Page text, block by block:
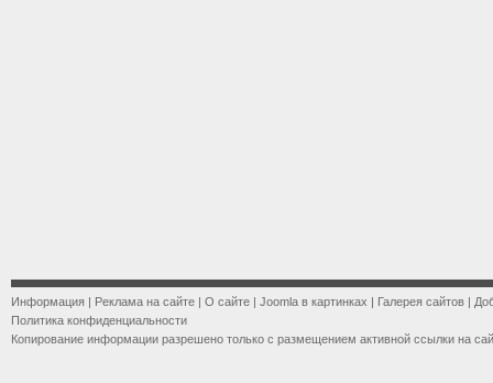
Информация | Реклама на сайте | О сайте | Joomla в картинках | Галерея сайтов |
Политика конфиденциальности
Копирование информации разрешено только с размещением активной ссылки на